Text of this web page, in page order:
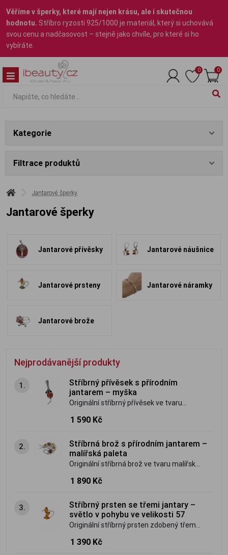
Věříme v šperky, které mají nejen krásu, ale i skutečnou
hodnotu. Stříbro ryzosti 925/1000 je materiál, který si uchovává
svou cenu a nadčasovost – stejně jako chvíle, pro které si ho
vybíráte.
0 0
Kategorie
Filtrace produktů
Jantarové šperky
Jantarové šperky
Jantarové přívěsky Jantarové náušnice
Jantarové prsteny Jantarové náramky
Jantarové brože
Nejprodávanější produkty
1.
Stříbrný přívěsek s přírodním
jantarem – myška
Originální stříbrný přívěsek ve tvaru
myšky s přírodním baltským jantarem.
1 590 Kč
2.
Stříbrná brož s přírodním jantarem –
malířská paleta
Originální stříbrná brož ve tvaru malířské
palety zdobená vícebarevným přírodním
1 890 Kč
3.
Stříbrný prsten se třemi jantary –
světlo v pohybu ve velikosti 57
Originální stříbrný prsten zdobený třemi
pravými jantary ve světlém hnědo-
1 390 Kč